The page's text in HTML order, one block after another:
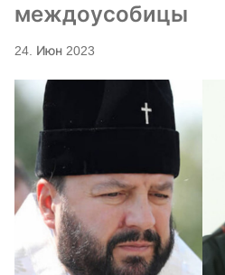
междоусобицы
24. Июн 2023